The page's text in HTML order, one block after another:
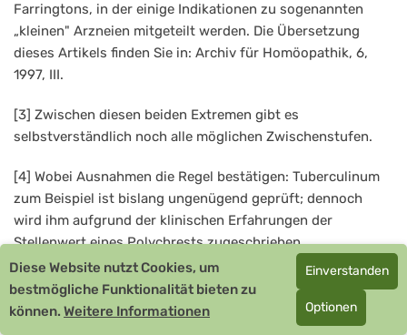
Farringtons, in der einige Indikationen zu sogenannten
„kleinen" Arzneien mitgeteilt werden. Die Übersetzung
dieses Artikels finden Sie in: Archiv für Homöopathik, 6,
1997, III.
[3] Zwischen diesen beiden Extremen gibt es
selbstverständlich noch alle möglichen Zwischenstufen.
[4] Wobei Ausnahmen die Regel bestätigen: Tuberculinum
zum Beispiel ist bislang ungenügend geprüft; dennoch
wird ihm aufgrund der klinischen Erfahrungen der
Stellenwert eines Polychrests zugeschrieben.
[5] „Es giebt einige wenige Arzneien, deren meiste
Symptome mit den Symptomen der gewöhnlichsten und
häufigsten Krankheiten des Menschen [...] an Aehnlichkeit
Diese Website nutzt Cookies, um
bestmögliche Funktionalität bieten zu
können. Weitere Informationen
Einverstanden
Optionen